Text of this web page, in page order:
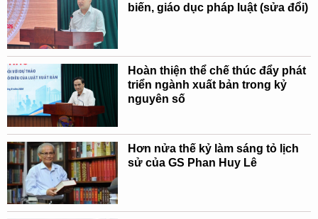
biến, giáo dục pháp luật (sửa đổi)
Hoàn thiện thể chế thúc đẩy phát
triển ngành xuất bản trong kỷ
nguyên số
Hơn nửa thế kỷ làm sáng tỏ lịch
sử của GS Phan Huy Lê